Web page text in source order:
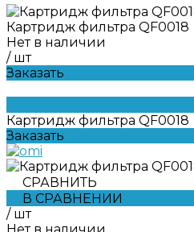
Картридж фильтра QF0018
Нет в наличии
/ шт
Заказать
Картридж фильтра QF0018
Заказать
СРАВНИТЬ
В СРАВНЕНИИ
/ шт